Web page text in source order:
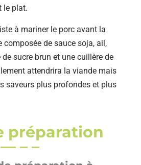
le plat.
à mariner le porc avant la
composée de sauce soja, ail,
sucre brun et une cuillère de
attendrira la viande mais
saveurs plus profondes et plus
préparation